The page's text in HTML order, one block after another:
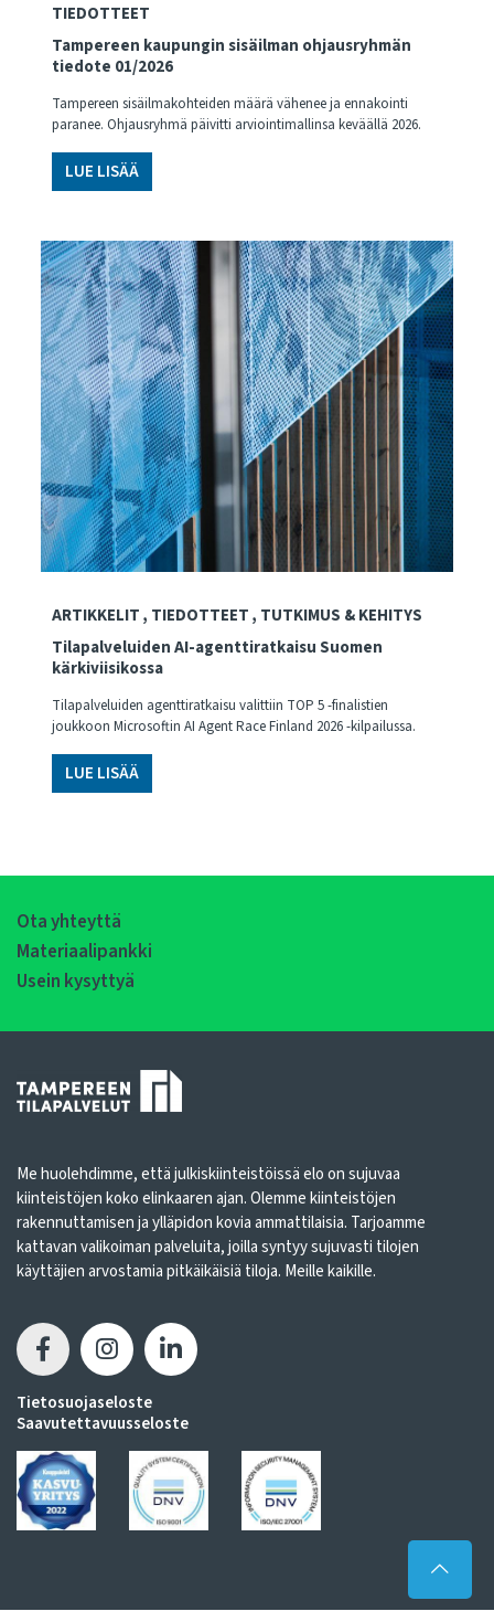
TIEDOTTEET
Tampereen kaupungin sisäilman ohjausryhmän
tiedote 01/2026
Tampereen sisäilmakohteiden määrä vähenee ja ennakointi
paranee. Ohjausryhmä päivitti arviointimallinsa keväällä 2026.
LUE LISÄÄ
ARTIKKELIT TIEDOTTEET TUTKIMUS & KEHITYS
Tilapalveluiden AI-agenttiratkaisu Suomen
kärkiviisikossa
Tilapalveluiden agenttiratkaisu valittiin TOP 5 -finalistien
joukkoon Microsoftin AI Agent Race Finland 2026 -kilpailussa.
LUE LISÄÄ
Ota yhteyttä
Materiaalipankki
Usein kysyttyä
Me huolehdimme, että julkiskiinteistöissä elo on sujuvaa
kiinteistöjen koko elinkaaren ajan. Olemme kiinteistöjen
rakennuttamisen ja ylläpidon kovia ammattilaisia. Tarjoamme
kattavan valikoiman palveluita, joilla syntyy sujuvasti tilojen
käyttäjien arvostamia pitkäikäisiä tiloja. Meille kaikille.
Tietosuojaseloste
Saavutettavuusseloste